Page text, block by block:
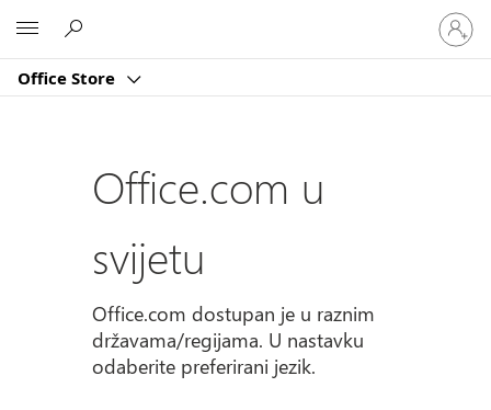
Office Store
Prijavite
se
u
račun
Office.com u
svijetu
Office.com dostupan je u raznim
državama/regijama. U nastavku
odaberite preferirani jezik.